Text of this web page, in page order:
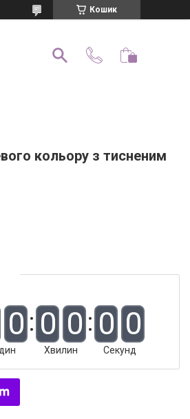
Кошик
кольору з тисненим
0 0 0
Хвилин
0 0
Секунд